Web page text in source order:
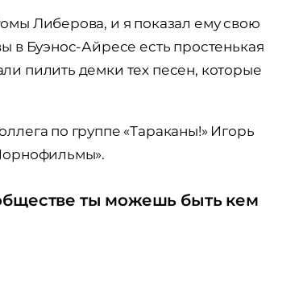
Либерова, и я показал ему свою
в Буэнос-Айресе есть простенькая
пилить демки тех песен, которые
по группе «Тараканы!» Игорь
ты можешь быть кем